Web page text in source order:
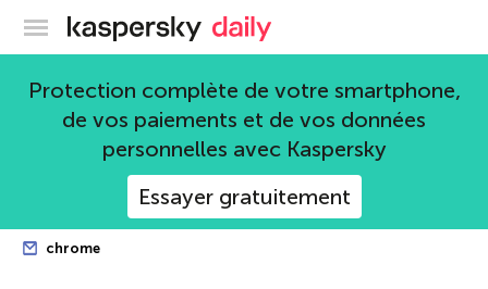
Blog officiel de Kaspersky
Protection complète de votre smartphone,
de vos paiements et de vos données
personnelles avec Kaspersky
Essayer gratuitement
chrome